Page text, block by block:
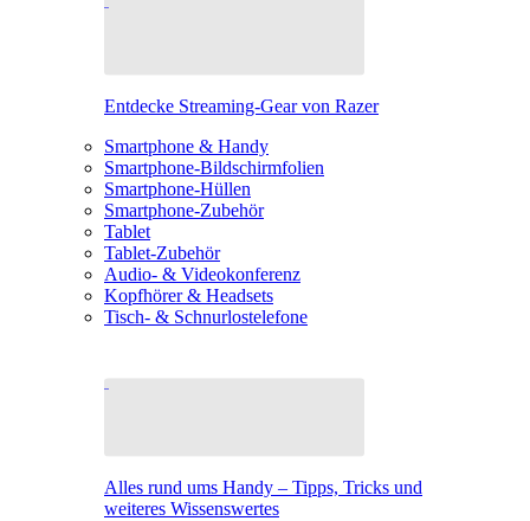
Entdecke Streaming-Gear von Razer
Smartphone & Handy
Smartphone-Bildschirmfolien
Smartphone-Hüllen
Smartphone-Zubehör
Tablet
Tablet-Zubehör
Audio- & Videokonferenz
Kopfhörer & Headsets
Tisch- & Schnurlostelefone
Alles rund ums Handy – Tipps, Tricks und
weiteres Wissenswertes